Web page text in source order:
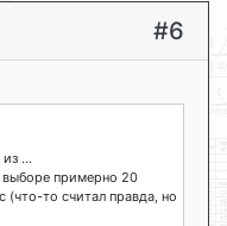
#6
...
выборе примерно 20
(что-то считал правда, но